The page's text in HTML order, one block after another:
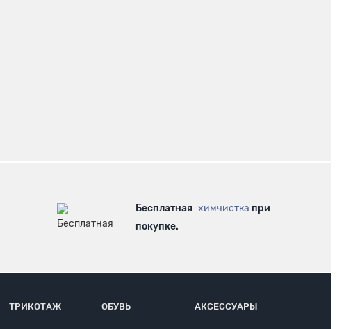
Бесплатная химчистка при
покупке.
ТРИКОТАЖ ОБУВЬ АКСЕССУАРЫ